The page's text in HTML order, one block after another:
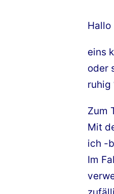
Hallo
eins
oder
ruhig
Zum
Mit
ich -
Im